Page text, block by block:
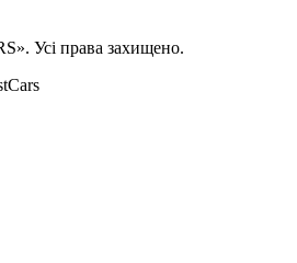
Усі права захищено.